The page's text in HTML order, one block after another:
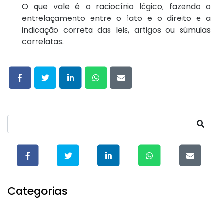
O que vale é o raciocínio lógico, fazendo o
entrelaçamento entre o fato e o direito e a
indicação correta das leis, artigos ou súmulas
correlatas.
Categorias